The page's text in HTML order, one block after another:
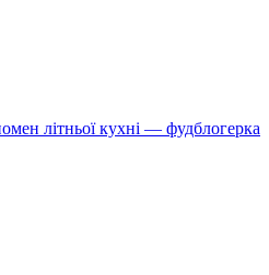
літньої кухні — фудблогерка